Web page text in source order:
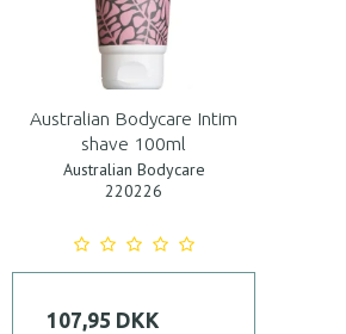
Australian Bodycare Intim
shave 100ml
Australian Bodycare
220226
107,95 DKK